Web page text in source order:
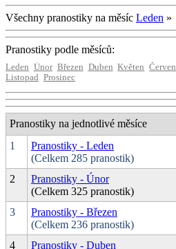
Všechny pranostiky na měsíc Leden »
Pranostiky podle měsíců:
Leden Únor Březen Duben Květen Červen
Listopad Prosinec
Pranostiky na jednotlivé měsíce
1
Pranostiky - Leden
(Celkem 285 pranostik)
2
Pranostiky - Únor
(Celkem 325 pranostik)
3
Pranostiky - Březen
(Celkem 236 pranostik)
4
Pranostiky - Duben